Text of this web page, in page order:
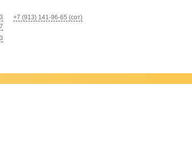
+7 (913) 141-96-65 (сот)